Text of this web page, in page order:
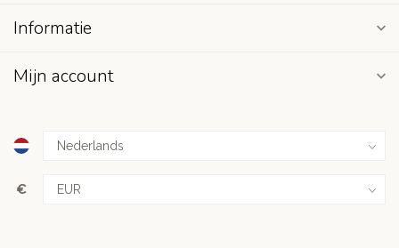
Informatie
Mijn account
€